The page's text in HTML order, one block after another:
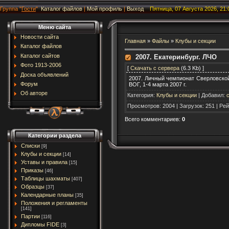
Группа"Гости" Каталог файлов |Мой профиль |Выход Пятница, 07 Августа 2026,
Меню сайта
Новости сайта
Каталог файлов
Каталог сайтов
Фото 1913-2006
Доска объявлений
Форум
Об авторе
Категории раздела
Списки [9]
Клубы и секции [14]
Уставы и правила [15]
Приказы [46]
Таблицы шахматы [407]
Образцы [37]
Календарные планы [35]
Положения и регламенты
[141]
Партии [116]
Дипломы FIDE [3]
Главная » Файлы » Клубы и секции
2007. Екатеринбург. ЛЧО
[ Скачать с сервера (6.3 Kb) ]
2007. Личный чемпионат
ВОГ, 1-4 марта 2007 г.
Категория: Клубы и секции | Добавил:
Просмотров: 2004 | Загрузок: 251 |
Всего комментариев: 0